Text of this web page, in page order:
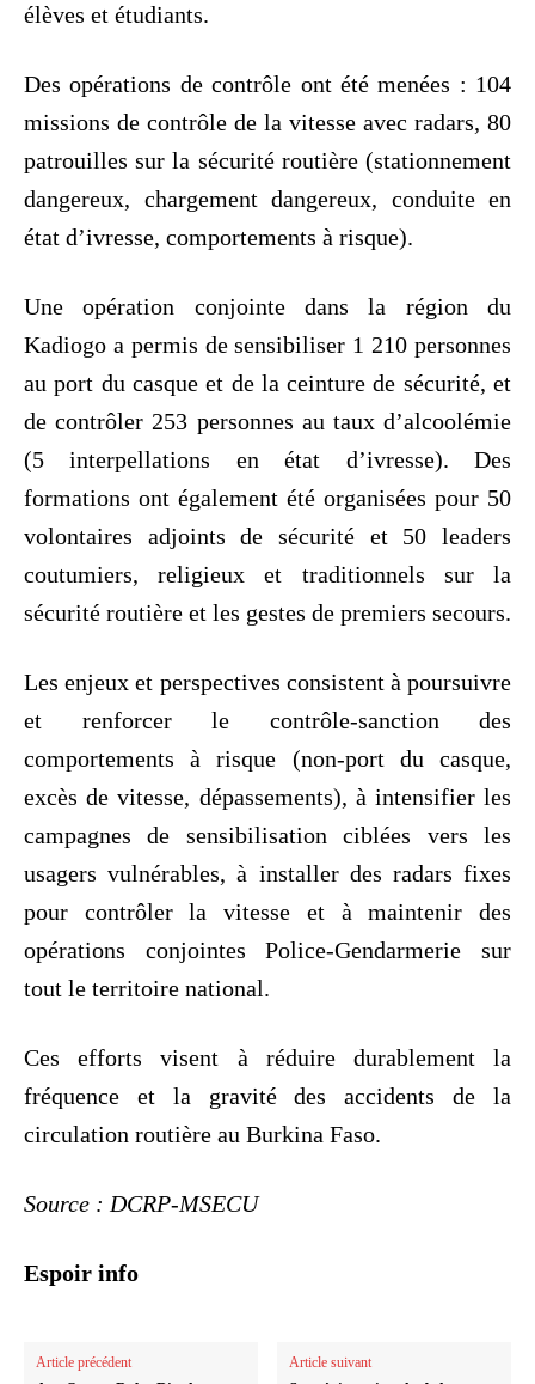
élèves et étudiants.
Des opérations de contrôle ont été menées : 104
missions de contrôle de la vitesse avec radars, 80
patrouilles sur la sécurité routière (stationnement
dangereux, chargement dangereux, conduite en
état d’ivresse, comportements à risque).
Une opération conjointe dans la région du
Kadiogo a permis de sensibiliser 1 210 personnes
au port du casque et de la ceinture de sécurité, et
de contrôler 253 personnes au taux d’alcoolémie
(5 interpellations en état d’ivresse). Des
formations ont également été organisées pour 50
volontaires adjoints de sécurité et 50 leaders
coutumiers, religieux et traditionnels sur la
sécurité routière et les gestes de premiers secours.
Les enjeux et perspectives consistent à poursuivre
et renforcer le contrôle-sanction des
comportements à risque (non-port du casque,
excès de vitesse, dépassements), à intensifier les
campagnes de sensibilisation ciblées vers les
usagers vulnérables, à installer des radars fixes
pour contrôler la vitesse et à maintenir des
opérations conjointes Police-Gendarmerie sur
tout le territoire national.
Ces efforts visent à réduire durablement la
fréquence et la gravité des accidents de la
circulation routière au Burkina Faso.
Source : DCRP-MSECU
Espoir info
Article précédent Article suivant